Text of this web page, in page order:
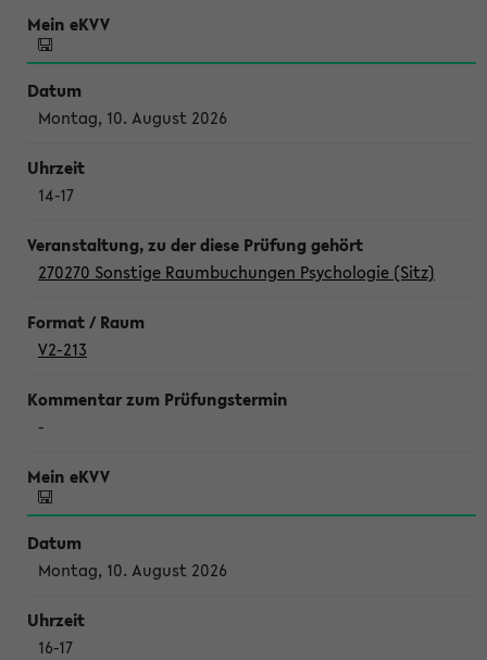
Montag, 10. August 2026
14-17
270270 Sonstige Raumbuchungen Psychologie (Sitz)
V2-213
-
Montag, 10. August 2026
16-17